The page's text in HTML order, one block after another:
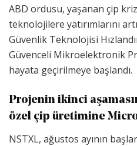
ABD ordusu, yaşanan çip
teknolojilere yatırımlarını
Güvenlik Teknolojisi
Güvenceli Mikroelektronik
hayata geçirilmeye başlandı.
Projenin ikinci
özel çip üretimine
NSTXL, ağustos ayının